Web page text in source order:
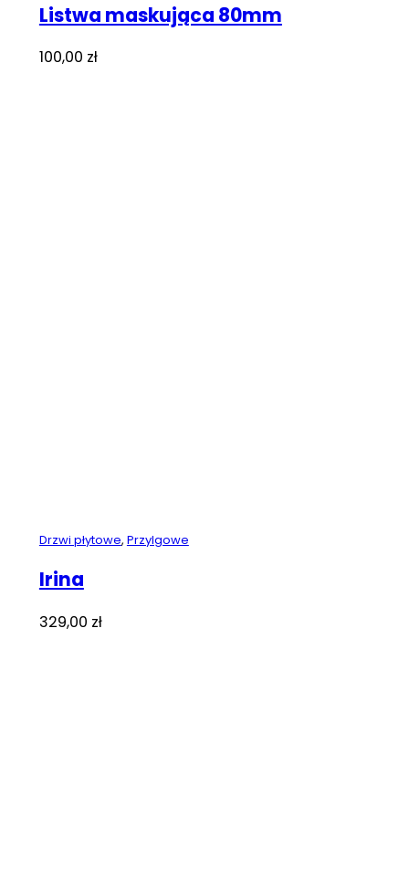
Listwa maskująca 80mm
100,00 zł
Drzwi płytowe, Przylgowe
Irina
329,00 zł